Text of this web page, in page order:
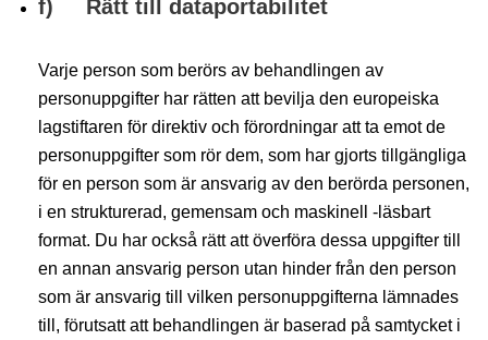
f) Rätt till dataportabilitet
Varje person som berörs av behandlingen av
personuppgifter har rätten att bevilja den europeiska
lagstiftaren för direktiv och förordningar att ta emot de
personuppgifter som rör dem, som har gjorts tillgängliga
för en person som är ansvarig av den berörda personen,
i en strukturerad, gemensam och maskinell -läsbart
format. Du har också rätt att överföra dessa uppgifter till
en annan ansvarig person utan hinder från den person
som är ansvarig till vilken personuppgifterna lämnades
till, förutsatt att behandlingen är baserad på samtycket i